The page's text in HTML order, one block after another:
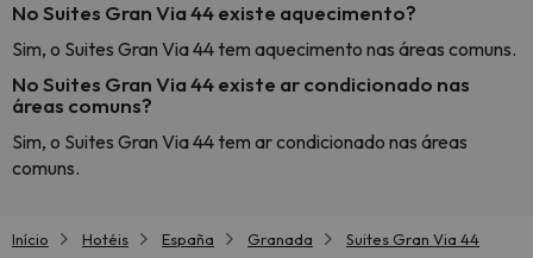
No Suites Gran Via 44 existe aquecimento?
Sim, o Suites Gran Via 44 tem aquecimento nas áreas comuns.
No Suites Gran Via 44 existe ar condicionado nas
áreas comuns?
Sim, o Suites Gran Via 44 tem ar condicionado nas áreas
comuns.
Início Hotéis España Granada Suites Gran Via 44